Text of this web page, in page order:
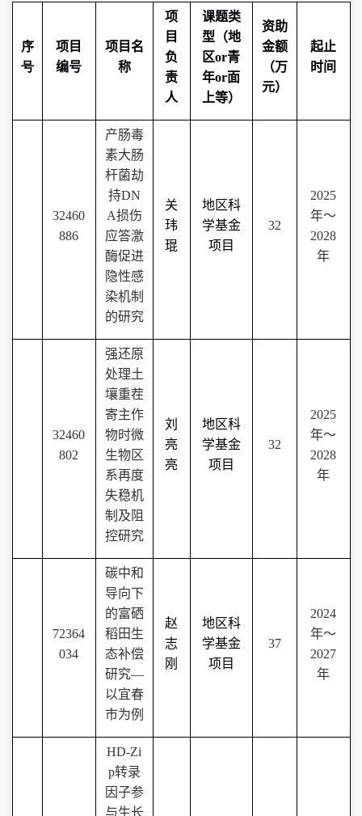
序
号
项目
编号
项目名
称
项
目
负
责
人
课题类
型（地
区or青
年or面
上等）
资助
金额
（万
元）
起止
时间
32460
886
产肠毒
素大肠
杆菌劫
持DN
A损伤
应答激
酶促进
隐性感
染机制
的研究
关
玮
琨
地区科
学基金
项目
32
2025
年～
2028
年
32460
802
强还原
处理土
壤重茬
寄主作
物时微
生物区
系再度
失稳机
制及阻
控研究
刘
亮
亮
地区科
学基金
项目
32
2025
年～
2028
年
72364
034
碳中和
导向下
的富硒
稻田生
态补偿
研究—
以宜春
市为例
赵
志
刚
地区科
学基金
项目
37
2024
年～
2027
年
HD-Zi
p转录
因子参
与生长